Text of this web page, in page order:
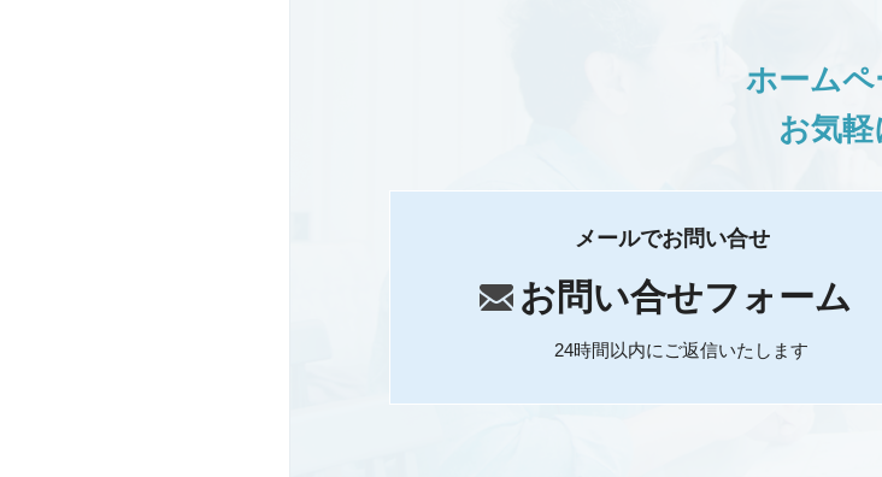
ホーム
お気
メールでお問い合せ
お問い合せフォーム
24時間以内にご返信いたします